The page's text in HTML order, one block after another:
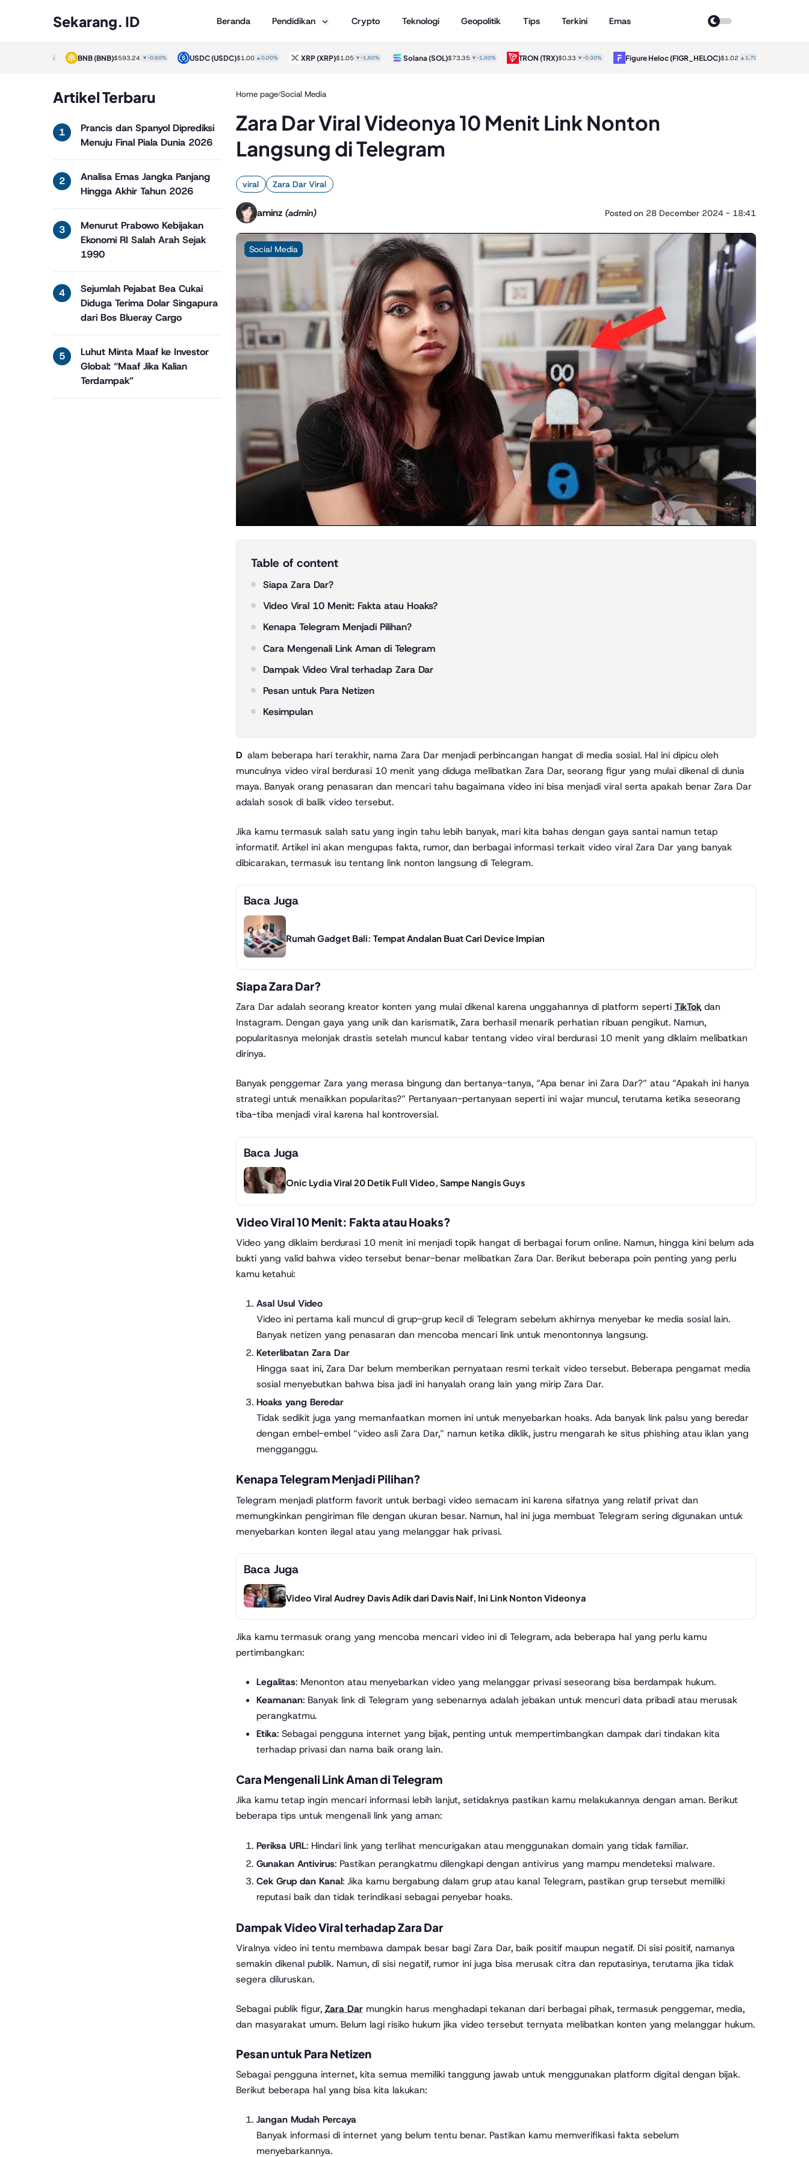
Sekarang. ID Beranda Pendidikan Crypto Teknologi Geopolitik Tips Terkini Emas
BNB(BNB)$593.24▼-0.60% USDC(USDC)$1.00▲0.00% XRP(XRP)$1.05 ▼-1.60% Solana(SOL)$73.35▼-1.00% TRON(TRX)$0.33▼-0.30% Figure Heloc(FIGR_HELOC)$1.02▲1.70%
Artikel Terbaru
Prancis dan Spanyol Diprediksi
Menuju Final Piala Dunia 2026
Analisa Emas Jangka Panjang
Hingga Akhir Tahun 2026
Menurut Prabowo Kebijakan
Ekonomi RI Salah Arah Sejak
1990
Sejumlah Pejabat Bea Cukai
Diduga Terima Dolar Singapura
dari Bos Blueray Cargo
Luhut Minta Maaf ke Investor
Global: “Maaf Jika Kalian
Terdampak”
Home page/Social Media
Zara Dar Viral Videonya 10 Menit Link Nonton
Langsung di Telegram
viral Zara Dar Viral
aminz (admin) Posted on 28 December 2024 - 18:41
Social Media
Table of content
Siapa Zara Dar?
Video Viral 10 Menit: Fakta atau Hoaks?
Kenapa Telegram Menjadi Pilihan?
Cara Mengenali Link Aman di Telegram
Dampak Video Viral terhadap Zara Dar
Pesan untuk Para Netizen
Kesimpulan
Dalam beberapa hari terakhir, nama Zara Dar menjadi perbincangan hangat di media sosial. Hal ini dipicu oleh
munculnya video viral berdurasi 10 menit yang diduga melibatkan Zara Dar, seorang figur yang mulai dikenal di dunia
maya. Banyak orang penasaran dan mencari tahu bagaimana video ini bisa menjadi viral serta apakah benar Zara Dar
adalah sosok di balik video tersebut.
Jika kamu termasuk salah satu yang ingin tahu lebih banyak, mari kita bahas dengan gaya santai namun tetap
informatif. Artikel ini akan mengupas fakta, rumor, dan berbagai informasi terkait video viral Zara Dar yang banyak
dibicarakan, termasuk isu tentang link nonton langsung di Telegram.
Baca Juga
Rumah Gadget Bali: Tempat Andalan Buat Cari Device Impian
Siapa Zara Dar?
Zara Dar adalah seorang kreator konten yang mulai dikenal karena unggahannya di platform seperti TikTok dan
Instagram. Dengan gaya yang unik dan karismatik, Zara berhasil menarik perhatian ribuan pengikut. Namun,
popularitasnya melonjak drastis setelah muncul kabar tentang video viral berdurasi 10 menit yang diklaim melibatkan
dirinya.
Banyak penggemar Zara yang merasa bingung dan bertanya-tanya, “Apa benar ini Zara Dar?” atau “Apakah ini hanya
strategi untuk menaikkan popularitas?” Pertanyaan-pertanyaan seperti ini wajar muncul, terutama ketika seseorang
tiba-tiba menjadi viral karena hal kontroversial.
Baca Juga
Onic Lydia Viral 20 Detik Full Video, Sampe Nangis Guys
Video Viral 10 Menit: Fakta atau Hoaks?
Video yang diklaim berdurasi 10 menit ini menjadi topik hangat di berbagai forum online. Namun, hingga kini belum ada
bukti yang valid bahwa video tersebut benar-benar melibatkan Zara Dar. Berikut beberapa poin penting yang perlu
kamu ketahui:
Asal Usul Video
Video ini pertama kali muncul di grup-grup kecil di Telegram sebelum akhirnya menyebar ke media sosial lain.
Banyak netizen yang penasaran dan mencoba mencari link untuk menontonnya langsung.
Keterlibatan Zara Dar
Hingga saat ini, Zara Dar belum memberikan pernyataan resmi terkait video tersebut. Beberapa pengamat media
sosial menyebutkan bahwa bisa jadi ini hanyalah orang lain yang mirip Zara Dar.
Hoaks yang Beredar
Tidak sedikit juga yang memanfaatkan momen ini untuk menyebarkan hoaks. Ada banyak link palsu yang beredar
dengan embel-embel “video asli Zara Dar,” namun ketika diklik, justru mengarah ke situs phishing atau iklan yang
mengganggu.
Kenapa Telegram Menjadi Pilihan?
Telegram menjadi platform favorit untuk berbagi video semacam ini karena sifatnya yang relatif privat dan
memungkinkan pengiriman file dengan ukuran besar. Namun, hal ini juga membuat Telegram sering digunakan untuk
menyebarkan konten ilegal atau yang melanggar hak privasi.
Baca Juga
Video Viral Audrey Davis Adik dari Davis Naif, Ini Link Nonton Videonya
Jika kamu termasuk orang yang mencoba mencari video ini di Telegram, ada beberapa hal yang perlu kamu
pertimbangkan:
Legalitas: Menonton atau menyebarkan video yang melanggar privasi seseorang bisa berdampak hukum.
Keamanan: Banyak link di Telegram yang sebenarnya adalah jebakan untuk mencuri data pribadi atau merusak
perangkatmu.
Etika: Sebagai pengguna internet yang bijak, penting untuk mempertimbangkan dampak dari tindakan kita
terhadap privasi dan nama baik orang lain.
Cara Mengenali Link Aman di Telegram
Jika kamu tetap ingin mencari informasi lebih lanjut, setidaknya pastikan kamu melakukannya dengan aman. Berikut
beberapa tips untuk mengenali link yang aman:
Periksa URL: Hindari link yang terlihat mencurigakan atau menggunakan domain yang tidak familiar.
Gunakan Antivirus: Pastikan perangkatmu dilengkapi dengan antivirus yang mampu mendeteksi malware.
Cek Grup dan Kanal: Jika kamu bergabung dalam grup atau kanal Telegram, pastikan grup tersebut memiliki
reputasi baik dan tidak terindikasi sebagai penyebar hoaks.
Dampak Video Viral terhadap Zara Dar
Viralnya video ini tentu membawa dampak besar bagi Zara Dar, baik positif maupun negatif. Di sisi positif, namanya
semakin dikenal publik. Namun, di sisi negatif, rumor ini juga bisa merusak citra dan reputasinya, terutama jika tidak
segera diluruskan.
Sebagai publik figur, Zara Dar mungkin harus menghadapi tekanan dari berbagai pihak, termasuk penggemar, media,
dan masyarakat umum. Belum lagi risiko hukum jika video tersebut ternyata melibatkan konten yang melanggar hukum.
Pesan untuk Para Netizen
Sebagai pengguna internet, kita semua memiliki tanggung jawab untuk menggunakan platform digital dengan bijak.
Berikut beberapa hal yang bisa kita lakukan:
Jangan Mudah Percaya
Banyak informasi di internet yang belum tentu benar. Pastikan kamu memverifikasi fakta sebelum
menyebarkannya.